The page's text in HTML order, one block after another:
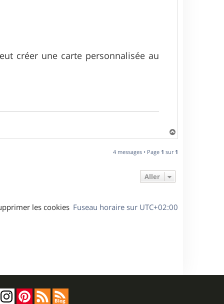
créer une carte personnalisée au
a
t
4 messages • Page 1 sur 1
Aller
Fuseau horaire sur UTC+02:00
les cookies